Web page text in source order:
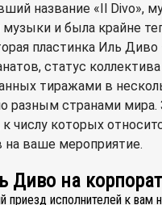
название «Il Divo»,
и была крайне
пластинка Иль Диво
статус
тиражами в
разным странами
числу которых
на ваше мероприятие.
Диво на
исполнителей к вам